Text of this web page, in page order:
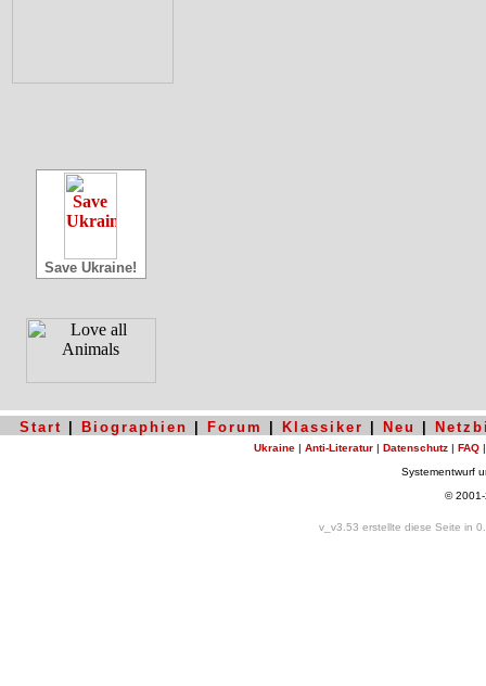
Save Ukraine!
Start Biographien Forum Klassiker Neu
Ukraine | Anti-Literatur | Datenschutz | FAQ
Systementwurf
©
v_v3.53 erstellte diese Seite in